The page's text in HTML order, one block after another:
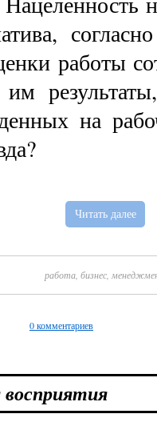
работы
им
на
Читать далее
работа, бизнес,
0 комментариев